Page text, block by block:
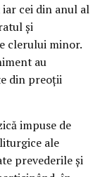
cei din anul al
și
clerului minor.
au
din preoții
impuse de
ale
prevederile și